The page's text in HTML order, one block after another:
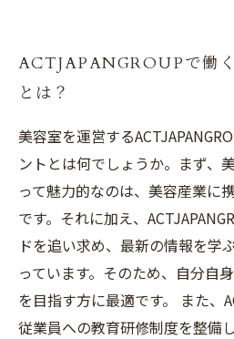
ACTJAPANGROUPで働
とは？
美容室を運営する
ントとは何でしょうか。まず、
って魅力的なのは、美容産業に
です。それに加え、
ドを追い求め、最新の情報を学
っています。そのため、自分自
を目指す方に最適です。 また、
従業員への教育研修制度を整備